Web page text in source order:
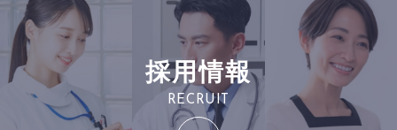
採用情報
RECRUIT